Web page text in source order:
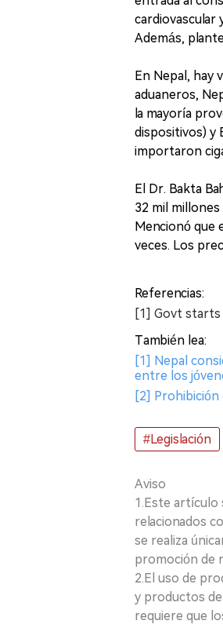
cardiovascular
Además,
En Nepal, hay
aduaneros,
la mayoría
dispositivos) y
importaron
El Dr. Bakta
32 mil
Mencionó que
veces. Los
Referencias:
[1] Govt
También lea:
[1] Nepal
entre los
[2] Prohibición
#Legislación
Aviso
1.Este artículo
relacionados
se realiza
promoción de
2.El uso de
y productos de
requiere que